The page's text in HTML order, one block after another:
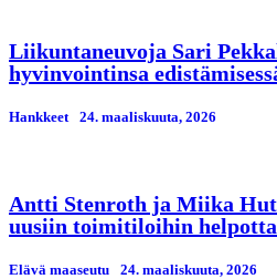
Liikuntaneuvoja Sari
hyvinvointinsa
Hankkeet 24. maaliskuuta, 2026
Antti Stenroth ja Miika
uusiin toimitiloihin
Elävä maaseutu 24. maaliskuuta, 2026